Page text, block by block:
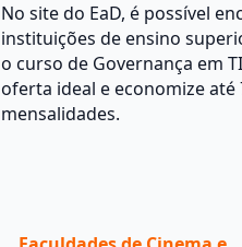
No site do EaD, é possível
instituições de ensino
o curso de Governança em
oferta ideal e economize até
mensalidades.